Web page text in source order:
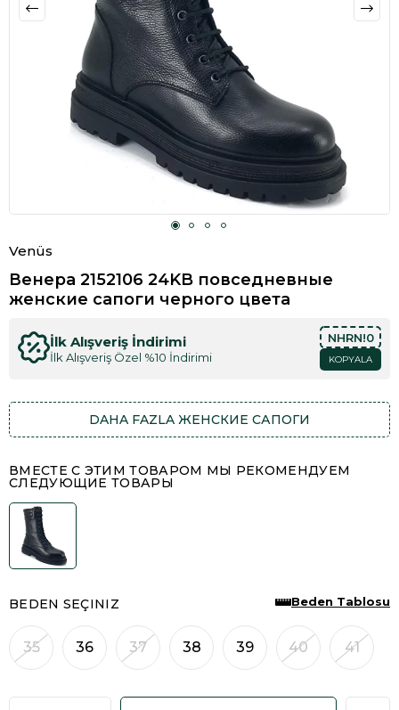
Venüs
Венера 2152106 24KB повседневные
женские сапоги черного цвета
İlk Alışveriş İndirimi
İlk Alışveriş Özel %10 İndirimi
NHRN!0
KOPYALA
DAHA FAZLA ЖЕНСКИЕ САПОГИ
ВМЕСТЕ С ЭТИМ ТОВАРОМ МЫ РЕКОМЕНДУЕМ
СЛЕДУЮЩИЕ ТОВАРЫ
BEDEN SEÇINIZ
35 36 37 38 39 40 41
Beden Tablosu